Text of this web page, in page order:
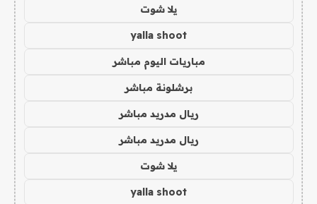
يلا شوت
yalla shoot
مباريات اليوم مباشر
برشلونة مباشر
ريال مدريد مباشر
ريال مدريد مباشر
يلا شوت
yalla shoot